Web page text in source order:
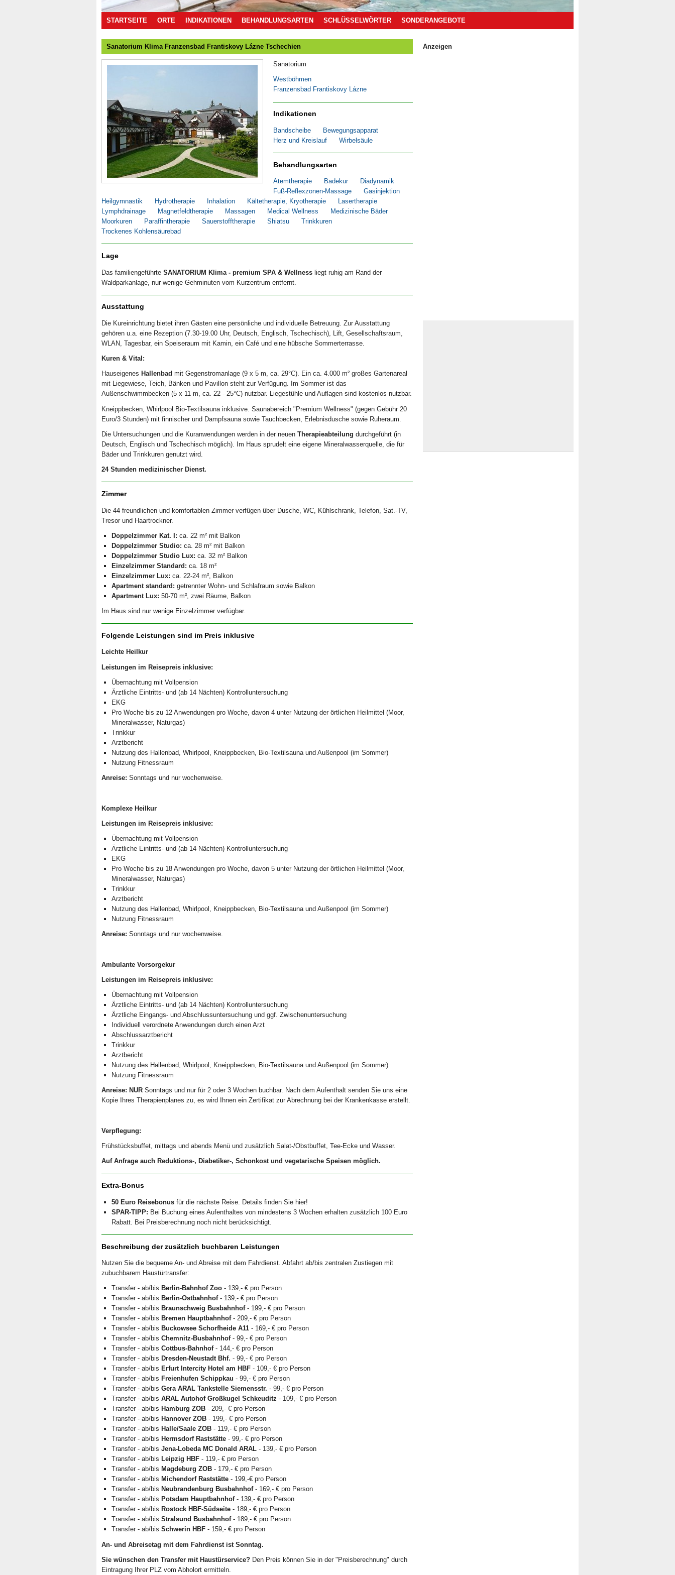
STARTSEITE ORTE INDIKATIONEN BEHANDLUNGSARTEN SCHLÜSSELWÖRTER SONDERANGEBOTE
Sanatorium Klima Franzensbad Frantiskovy Lázne Tschechien
Sanatorium
Westböhmen
Franzensbad Frantiskovy Lázne
Indikationen
Bandscheibe
Bewegungsapparat
Herz und Kreislauf
Wirbelsäule
Behandlungsarten
Atemtherapie Badekur
Diadynamik
Fuß-Reflexzonen-Massage
Gasinjektion
Heilgymnastik
Hydrotherapie Inhalation Kältetherapie, Kryotherapie
Lasertherapie
Lymphdrainage
Magnetfeldtherapie Massagen Medical Wellness
Medizinische Bäder
Moorkuren
Paraffintherapie Sauerstofftherapie Shiatsu
Trinkkuren
Trockenes Kohlensäurebad
Lage
Das familiengeführte SANATORIUM Klima - premium SPA & Wellness liegt ruhig am Rand der
Waldparkanlage, nur wenige Gehminuten vom Kurzentrum entfernt.
Ausstattung
Die Kureinrichtung bietet ihren Gästen eine persönliche und individuelle Betreuung. Zur Ausstattung
gehören u.a. eine Rezeption (7.30-19.00 Uhr, Deutsch, Englisch, Tschechisch), Lift, Gesellschaftsraum,
WLAN, Tagesbar, ein Speiseraum mit Kamin, ein Café und eine hübsche Sommerterrasse.
Kuren & Vital:
Hauseigenes Hallenbad mit Gegenstromanlage (9 x 5 m, ca. 29°C). Ein ca. 4.000 m² großes Gartenareal
mit Liegewiese, Teich, Bänken und Pavillon steht zur Verfügung. Im Sommer ist das
Außenschwimmbecken (5 x 11 m, ca. 22 - 25°C) nutzbar. Liegestühle und Auflagen sind kostenlos nutzbar.
Kneippbecken, Whirlpool Bio-Textilsauna inklusive. Saunabereich "Premium Wellness" (gegen Gebühr 20
Euro/3 Stunden) mit finnischer und Dampfsauna sowie Tauchbecken, Erlebnisdusche sowie Ruheraum.
Die Untersuchungen und die Kuranwendungen werden in der neuen Therapieabteilung durchgeführt (in
Deutsch, Englisch und Tschechisch möglich). Im Haus sprudelt eine eigene Mineralwasserquelle, die für
Bäder und Trinkkuren genutzt wird.
24 Stunden medizinischer Dienst.
Zimmer
Die 44 freundlichen und komfortablen Zimmer verfügen über Dusche, WC, Kühlschrank, Telefon, Sat.-TV,
Tresor und Haartrockner.
Doppelzimmer Kat. I: ca. 22 m² mit Balkon
Doppelzimmer Studio: ca. 28 m² mit Balkon
Doppelzimmer Studio Lux: ca. 32 m² Balkon
Einzelzimmer Standard: ca. 18 m²
Einzelzimmer Lux: ca. 22-24 m², Balkon
Apartment standard: getrennter Wohn- und Schlafraum sowie Balkon
Apartment Lux: 50-70 m², zwei Räume, Balkon
Im Haus sind nur wenige Einzelzimmer verfügbar.
Folgende Leistungen sind im Preis inklusive
Leichte Heilkur
Leistungen im Reisepreis inklusive:
Übernachtung mit Vollpension
Ärztliche Eintritts- und (ab 14 Nächten) Kontrolluntersuchung
EKG
Pro Woche bis zu 12 Anwendungen pro Woche, davon 4 unter Nutzung der örtlichen Heilmittel (Moor,
Mineralwasser, Naturgas)
Trinkkur
Arztbericht
Nutzung des Hallenbad, Whirlpool, Kneippbecken, Bio-Textilsauna und Außenpool (im Sommer)
Nutzung Fitnessraum
Anreise: Sonntags und nur wochenweise.
Komplexe Heilkur
Leistungen im Reisepreis inklusive:
Übernachtung mit Vollpension
Ärztliche Eintritts- und (ab 14 Nächten) Kontrolluntersuchung
EKG
Pro Woche bis zu 18 Anwendungen pro Woche, davon 5 unter Nutzung der örtlichen Heilmittel (Moor,
Mineralwasser, Naturgas)
Trinkkur
Arztbericht
Nutzung des Hallenbad, Whirlpool, Kneippbecken, Bio-Textilsauna und Außenpool (im Sommer)
Nutzung Fitnessraum
Anreise: Sonntags und nur wochenweise.
Ambulante Vorsorgekur
Leistungen im Reisepreis inklusive:
Übernachtung mit Vollpension
Ärztliche Eintritts- und (ab 14 Nächten) Kontrolluntersuchung
Ärztliche Eingangs- und Abschlussuntersuchung und ggf. Zwischenuntersuchung
Individuell verordnete Anwendungen durch einen Arzt
Abschlussarztbericht
Trinkkur
Arztbericht
Nutzung des Hallenbad, Whirlpool, Kneippbecken, Bio-Textilsauna und Außenpool (im Sommer)
Nutzung Fitnessraum
Anreise: NUR Sonntags und nur für 2 oder 3 Wochen buchbar. Nach dem Aufenthalt senden Sie uns eine
Kopie Ihres Therapienplanes zu, es wird Ihnen ein Zertifikat zur Abrechnung bei der Krankenkasse erstellt.
Verpflegung:
Frühstücksbuffet, mittags und abends Menü und zusätzlich Salat-/Obstbuffet, Tee-Ecke und Wasser.
Auf Anfrage auch Reduktions-, Diabetiker-, Schonkost und vegetarische Speisen möglich.
Extra-Bonus
50 Euro Reisebonus für die nächste Reise. Details finden Sie hier!
SPAR-TIPP: Bei Buchung eines Aufenthaltes von mindestens 3 Wochen erhalten zusätzlich 100 Euro
Rabatt. Bei Preisberechnung noch nicht berücksichtigt.
Beschreibung der zusätzlich buchbaren Leistungen
Nutzen Sie die bequeme An- und Abreise mit dem Fahrdienst. Abfahrt ab/bis zentralen Zustiegen mit
zubuchbarem Haustürtransfer:
Transfer - ab/bis Berlin-Bahnhof Zoo - 139,- € pro Person
Transfer - ab/bis Berlin-Ostbahnhof- 139,- € pro Person
Transfer - ab/bis Braunschweig Busbahnhof- 199,- € pro Person
Transfer - ab/bis Bremen Hauptbahnhof- 209,- € pro Person
Transfer - ab/bis Buckowsee Schorfheide A11 - 169,- € pro Person
Transfer - ab/bis Chemnitz-Busbahnhof- 99,- € pro Person
Transfer - ab/bis Cottbus-Bahnhof- 144,- € pro Person
Transfer - ab/bis Dresden-Neustadt Bhf. - 99,- € pro Person
Transfer - ab/bis Erfurt Intercity Hotel am HBF - 109,- € pro Person
Transfer - ab/bis Freienhufen Schippkau - 99,- € pro Person
Transfer - ab/bis Gera ARAL Tankstelle Siemensstr. - 99,- € pro Person
Transfer - ab/bis ARAL Autohof Großkugel Schkeuditz - 109,- € pro Person
Transfer - ab/bis Hamburg ZOB - 209,- € pro Person
Transfer - ab/bis Hannover ZOB - 199,- € pro Person
Transfer - ab/bis Halle/Saale ZOB - 119,- € pro Person
Transfer - ab/bis Hermsdorf Raststätte - 99,- € pro Person
Transfer - ab/bis Jena-Lobeda MC Donald ARAL - 139,- € pro Person
Transfer - ab/bis Leipzig HBF - 119,- € pro Person
Transfer - ab/bis Magdeburg ZOB - 179,- € pro Person
Transfer - ab/bis Michendorf Raststätte - 199,-€ pro Person
Transfer - ab/bis Neubrandenburg Busbahnhof- 169,- € pro Person
Transfer - ab/bis Potsdam Hauptbahnhof- 139,- € pro Person
Transfer - ab/bis Rostock HBF-Südseite - 189,- € pro Person
Transfer - ab/bis Stralsund Busbahnhof- 189,- € pro Person
Transfer - ab/bis Schwerin HBF - 159,- € pro Person
An- und Abreisetag mit dem Fahrdienst ist Sonntag.
Sie wünschen den Transfer mit Haustürservice? Den Preis können Sie in der "Preisberechnung" durch
Eintragung Ihrer PLZ vom Abholort ermitteln.
Anzeigen